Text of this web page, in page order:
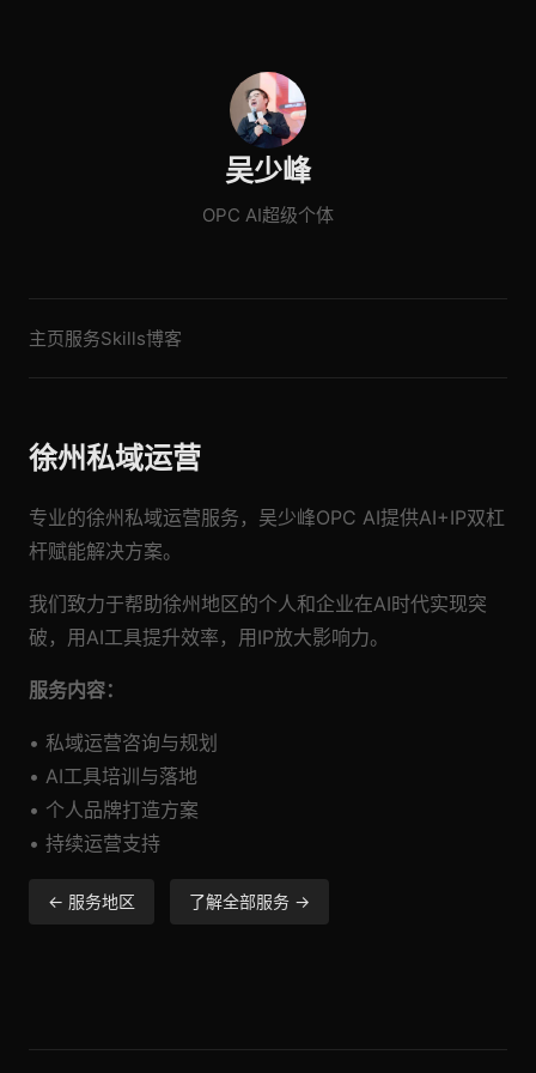
吴少峰
OPC AI超级个体
主页服务Skills博客
徐州私域运营
专业的徐州私域运营服务，吴少峰OPC AI提供AI+IP双杠
杆赋能解决方案。
我们致力于帮助徐州地区的个人和企业在AI时代实现突
破，用AI工具提升效率，用IP放大影响力。
服务内容：
• 私域运营咨询与规划
• AI工具培训与落地
• 个人品牌打造方案
• 持续运营支持
← 服务地区 了解全部服务 →